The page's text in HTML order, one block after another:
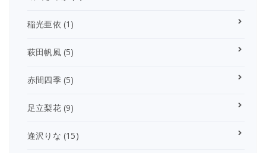
稲光亜依 (1)
萩田帆風(5)
赤間四季(5)
足立梨花(9)
逢沢りな (15)